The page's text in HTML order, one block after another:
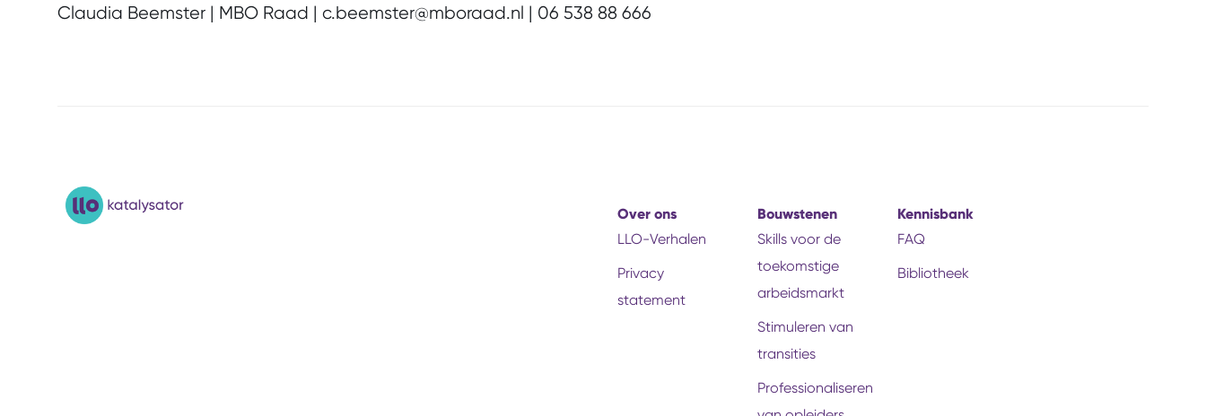
Claudia Beemster | MBO Raad | c.beemster@mboraad.nl | 06 538 88 666
Over ons
LLO-Verhalen
Privacy
statement
Bouwstenen
Skills voor de
toekomstige
arbeidsmarkt
Stimuleren van
transities
Professionaliseren
Kennisbank
FAQ
Bibliotheek